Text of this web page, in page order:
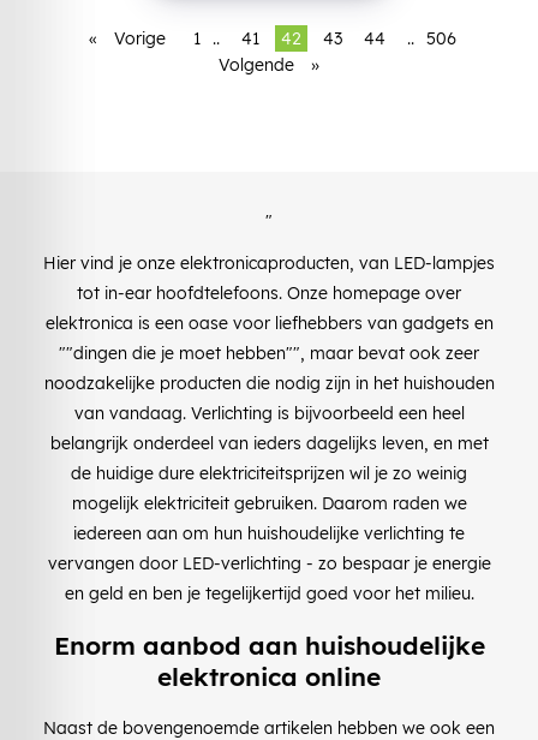
« Vorige 1 .. 41 42 43 44 .. 506
Volgende
»
"
Hier vind je onze elektronicaproducten, van LED-lampjes
tot in-ear hoofdtelefoons. Onze homepage over
elektronica is een oase voor liefhebbers van gadgets en
""dingen die je moet hebben"", maar bevat ook zeer
noodzakelijke producten die nodig zijn in het huishouden
van vandaag. Verlichting is bijvoorbeeld een heel
belangrijk onderdeel van ieders dagelijks leven, en met
de huidige dure elektriciteitsprijzen wil je zo weinig
mogelijk elektriciteit gebruiken. Daarom raden we
iedereen aan om hun huishoudelijke verlichting te
vervangen door LED-verlichting - zo bespaar je energie
en geld en ben je tegelijkertijd goed voor het milieu.
Enorm aanbod aan huishoudelijke
elektronica online
Naast de bovengenoemde artikelen hebben we ook een